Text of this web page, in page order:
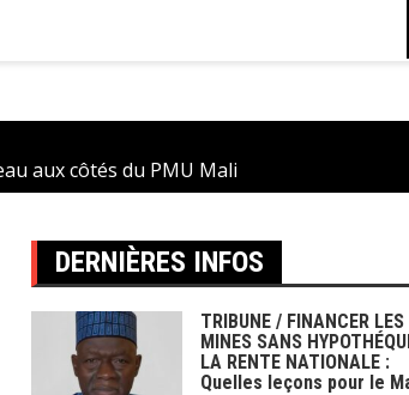
aux côtés du PMU Mali
DERNIÈRES INFOS
TRIBUNE / FINANCER LES
MINES SANS
LA RENTE NATIONALE :
Quelles leçons pour le